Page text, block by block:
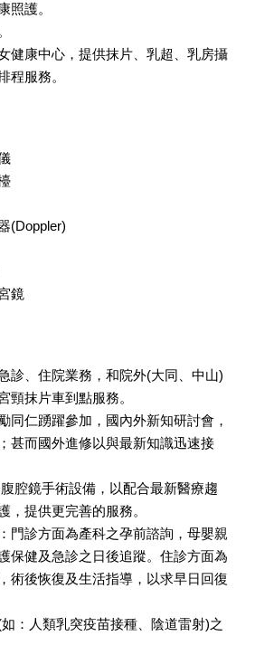
照護。
健康中心，提供抹片、乳超、乳房攝
程服務。
(Doppler)
鏡
診、住院業務，和院外(大同、中山)
頸抹片車到點服務。
同仁踴躍參加，國內外新知研討會，
甚而國外進修以與最新知識迅速接
腔鏡手術設備，以配合最新醫療趨
，提供更完善的服務。
門診方面為產科之孕前諮詢，母嬰親
保健及急診之日後追蹤。住診方面為
術後恢復及生活指導，以求早日回復
：人類乳突疫苗接種、陰道雷射)之